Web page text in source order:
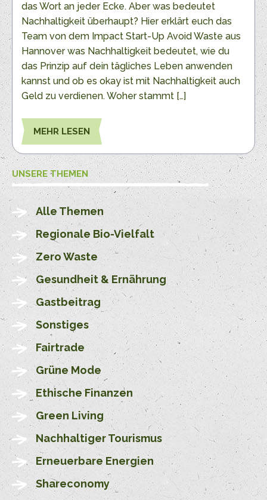
das Wort an jeder Ecke. Aber was bedeutet
Nachhaltigkeit überhaupt? Hier erklärt euch das
Team von dem Impact Start-Up Avoid Waste aus
Hannover was Nachhaltigkeit bedeutet, wie du
das Prinzip auf dein tägliches Leben anwenden
kannst und ob es okay ist mit Nachhaltigkeit auch
Geld zu verdienen. Woher stammt […]
MEHR LESEN
UNSERE THEMEN
Alle Themen
Regionale Bio-Vielfalt
Zero Waste
Gesundheit & Ernährung
Gastbeitrag
Sonstiges
Fairtrade
Grüne Mode
Ethische Finanzen
Green Living
Nachhaltiger Tourismus
Erneuerbare Energien
Shareconomy